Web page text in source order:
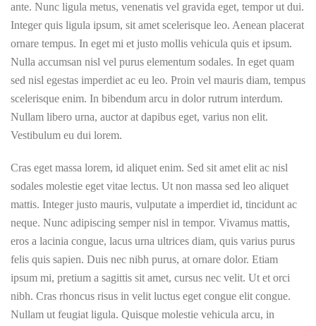
ante. Nunc ligula metus, venenatis vel gravida eget, tempor ut dui.
Integer quis ligula ipsum, sit amet scelerisque leo. Aenean placerat
ornare tempus. In eget mi et justo mollis vehicula quis et ipsum.
Nulla accumsan nisl vel purus elementum sodales. In eget quam
sed nisl egestas imperdiet ac eu leo. Proin vel mauris diam, tempus
scelerisque enim. In bibendum arcu in dolor rutrum interdum.
Nullam libero urna, auctor at dapibus eget, varius non elit.
Vestibulum eu dui lorem.
Cras eget massa lorem, id aliquet enim. Sed sit amet elit ac nisl
sodales molestie eget vitae lectus. Ut non massa sed leo aliquet
mattis. Integer justo mauris, vulputate a imperdiet id, tincidunt ac
neque. Nunc adipiscing semper nisl in tempor. Vivamus mattis,
eros a lacinia congue, lacus urna ultrices diam, quis varius purus
felis quis sapien. Duis nec nibh purus, at ornare dolor. Etiam
ipsum mi, pretium a sagittis sit amet, cursus nec velit. Ut et orci
nibh. Cras rhoncus risus in velit luctus eget congue elit congue.
Nullam ut feugiat ligula. Quisque molestie vehicula arcu, in